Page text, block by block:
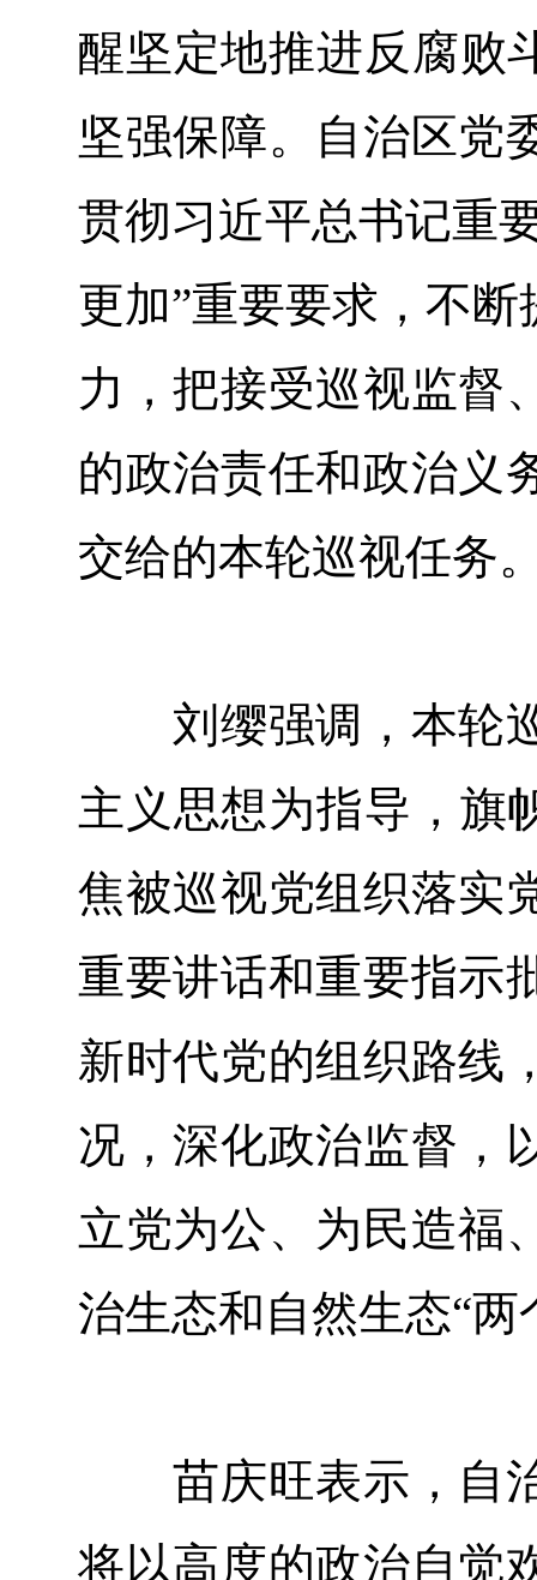
醒坚定地推进反腐败
坚强保障。自治区党
贯彻习近平总书记重
更加”重要要求，不
力，把接受巡视监督
的政治责任和政治义
交给的本轮巡视任务
刘缨强调，本轮巡
主义思想为指导，旗
焦被巡视党组织落实
重要讲话和重要指示
新时代党的组织路线
况，深化政治监督，
立党为公、为民造福
治生态和自然生态“两
苗庆旺表示，自治
将以高度的政治自觉